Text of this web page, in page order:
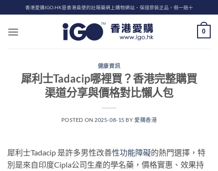
to
content
香港愛購IGO.HK是香港最便的壯陽藥網上購物網站、保證原裝正品，假一賠十
0
健康資訊
犀利士Tadacip哪裡買？香港完整購買
渠道分享與價格對比懶人包
POSTED ON 2025-08-15 BY愛購香港
犀利士Tadacip 是許多男性改善性功能障礙的熱門選擇，特
別是來自印度Cipla公司生產的學名藥，價格實惠、效果持